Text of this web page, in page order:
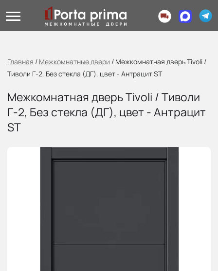
Главная / Межкомнатные двери / Межкомнатная дверь Tivoli /
Тиволи Г-2, Без стекла (ДГ), цвет - Антрацит ST
Межкомнатная дверь Tivoli / Тиволи
Г-2, Без стекла (ДГ), цвет - Антрацит
ST